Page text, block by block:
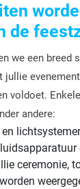
de
we een breed
jullie
voldoet.
andere:
ceremonie,